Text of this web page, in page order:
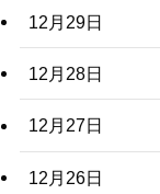
12月29日
12月28日
12月27日
12月26日